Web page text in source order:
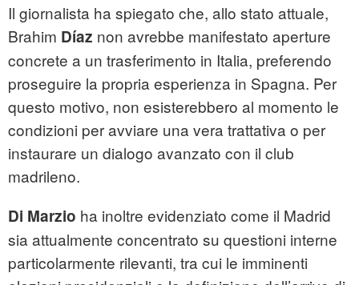
Il giornalista ha spiegato che, allo stato attuale,
Brahim Díaz non avrebbe manifestato aperture
concrete a un trasferimento in Italia, preferendo
proseguire la propria esperienza in Spagna. Per
questo motivo, non esisterebbero al momento le
condizioni per avviare una vera trattativa o per
instaurare un dialogo avanzato con il club
madrileno.
Di Marzio ha inoltre evidenziato come il Madrid
sia attualmente concentrato su questioni interne
particolarmente rilevanti, tra cui le imminenti